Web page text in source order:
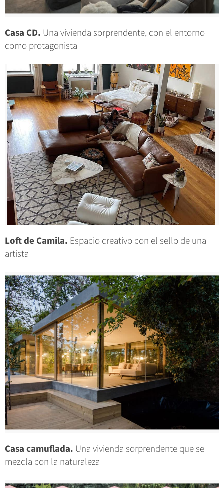
Casa CD. Una vivienda sorprendente, con el entorno
como protagonista
Loft de Camila. Espacio creativo con el sello de una
artista
Casa camuflada. Una vivienda sorprendente que se
mezcla con la naturaleza